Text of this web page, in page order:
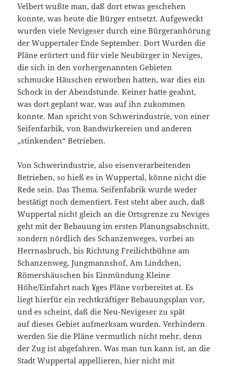
Velbert wußte man, daß dort etwas geschehen
konnte, was heute die Bürger entsetzt. Aufgeweckt
wurden viele Nevigeser durch eine Bürgeranhörung
der Wuppertaler Ende September. Dort Wurden die
Pläne erörtert und für viele Neubürger in Neviges,
die sich in den vorhergenannten Gebieten
schmucke Häuschen erworben hatten, war dies ein
Schock in der Abendstunde. Keiner hatte geahnt,
was dort geplant war, was auf ihn zukommen
konnte. Man spricht von Schwerindustrie, von einer
Seifenfarbik, von Bandwirkereien und anderen
„stinkenden“ Betrieben.
Von Schwerindustrie, also eisenverarbeitenden
Betrieben, so hieß es in Wuppertal, könne nicht die
Rede sein. Das Thema. Seifenfabrik wurde weder
bestätigt noch dementiert. Fest steht aber auch, daß
Wuppertal nicht gleich an die Ortsgrenze zu Neviges
geht mit der Bebauung im ersten Planungsabschnitt,
sondern nördlich des Schanzenweges, vorbei an
Herrnasbruch, bis Richtung Freilichtbühne am
Schanzenweg, Jungmannshof, Am Lindchen,
Römershäuschen bis Einmündung Kleine
Höhe/Einfahrt nach ¥ges Pläne vorbereitet at. Es
liegt hierfür ein rechtkräftiger Bebauungsplan vor,
und es scheint, daß die Neu-Nevigeser zu spät
aufdieses Gebiet aufmerksam wurden. Verhindern
werden Sie die Pläne vermutlich nicht mehr, denn
der Zug ist abgefahren. Was man tun kann ist, an die
Stadt Wuppertal appellieren, hier nicht mit